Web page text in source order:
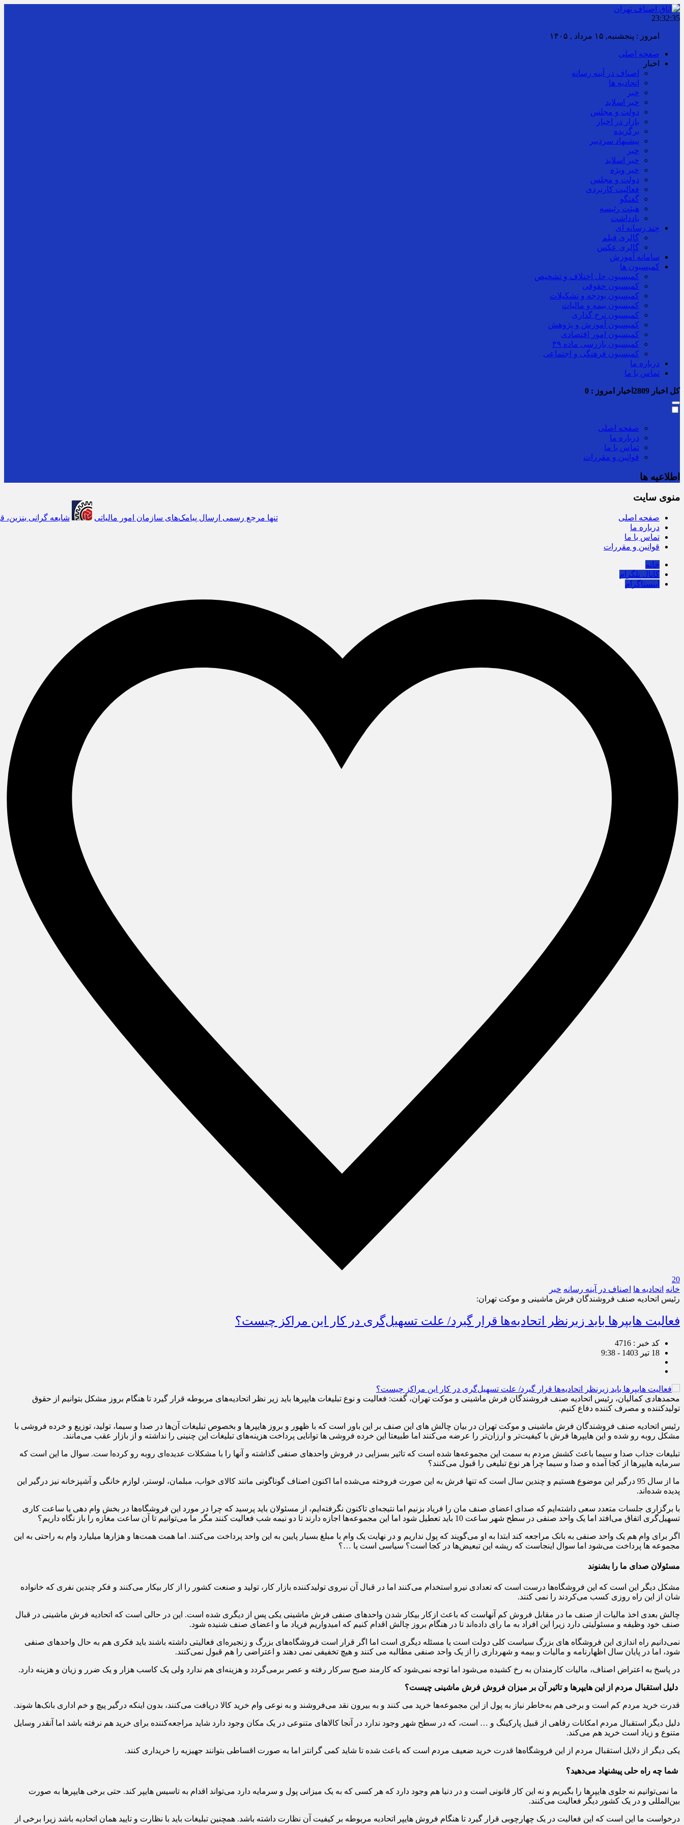
23:32:36
امروز : پنجشنبه, ۱۵ مرداد , ۱۴۰۵
صفحه اصلی
اخبار
اصناف در آینه رسانه
اتحادیه ها
خبر
خبر اسلايد
دولت و مجلس
بازار در اخبار
برگزیده
پیشنهاد سردبیر
خبر
خبر اسلايد
خبر ویژه
دولت و مجلس
فعالیت کاربردی
گفتگو
هیئت رئیسه
یادداشت
چند رسانه ای
گالری فیلم
گالری عکس
سامانه آموزش
کمیسیون ها
کمیسیون حل اختلاف و تشخیص
کمیسیون حقوقی
کمیسیون بودجه و تشکیلات
کمیسیون بیمه و مالیات
کمیسیون نرخ گذاری
کمیسیون آموزش و پژوهش
کمیسیون امور اقتصادی
کمیسیون بازرسی ماده ۳۹
کمیسیون فرهنگی و اجتماعی
درباره ما
تماس با ما
کل اخبار اخبار امروز : 0
صفحه اصلی
درباره ما
تماس با ما
قوانین و مقررات
اطلاعیه ها
سرشماره «MALIAT» تنها مرجع رسمی ارسال پیامک‌های سازمان امور مالیاتی شایعه گرانی بنزین، قیمت خودروهای برقی را
منوی سایت
صفحه اصلی
درباره ما
تماس با ما
قوانین و مقررات
خانه
کانال تلگرام
اینستاگرام
20
خانه اتحادیه ها اصناف در آینه رسانه خبر
رئیس اتحادیه صنف فروشندگان فرش ماشینی و موکت تهران:
فعالیت هایپرها باید زیرنظر اتحادیه‌ها قرار گیرد/ علت تسهیل‌گری در کار این مراکز چیست؟
کد خبر : 4716
18 تیر 1403 - 9:38
محمدهادی کمالیان، رئیس اتحادیه صنف فروشندگان فرش ماشینی و موکت تهران، گفت: فعالیت و نوع تبلیغات هایپرها باید زیر نظر اتحادیه‌های مربوطه قرار گیرد تا هنگام بروز مشکل بتوانیم از حقوق
تولیدکننده و مصرف کننده دفاع کنیم.
رئیس اتحادیه صنف فروشندگان فرش ماشینی و موکت تهران در بیان چالش های این صنف بر این باور است که با ظهور و بروز هایپرها و بخصوص تبلیغات آن‌‎ها در صدا و سیما، تولید، توزیع‌ و خرده فروشی با
مشکل روبه رو شده و این هایپرها فرش با کیفیت‌تر و ارزان‌تر را عرضه می‌کنند اما طبیعتا این خرده فروشی ها توانایی پرداخت هزینه‌های تبلیغات این چنینی را نداشته و از بازار عقب می‌مانند.
تبلیغات جذاب صدا و سیما باعث کشش مردم به سمت این مجموعه‌ها شده است که تاثیر بسزایی در فروش واحدهای صنفی گذاشته و آنها را با مشکلات عدیده‌ای روبه رو کرده‌ا ست. سوال ما این است که
سرمایه هایپرها از کجا آمده و صدا و سیما چرا هر نوع تبلیغی را قبول می‌کنند؟
ما از سال 95 درگیر این موضوع هستیم و چندین سال است که تنها فرش به این صورت فروخته می‌‎شده اما اکنون اصناف گوناگونی مانند کالای خواب، مبلمان، لوستر، لوازم خانگی و آشپزخانه نیز درگیر این
پدیده شده‌اند.
با برگزاری جلسات متعدد سعی داشته‌ایم که صدای اعضای صنف مان را فریاد بزنیم اما نتیجه‌ای تاکنون نگرفته‌ایم، از مسئولان باید پرسید که چرا در مورد این فروشگاه‌ها در بخش وام دهی یا ساعت کاری
تسهیل‌گری اتفاق می‌افتد اما یک واحد صنفی در سطح شهر ساعت 10 باید تعطیل شود اما این مجموعه‌ها اجازه دارند تا دو نیمه شب فعالیت کنند مگر ما می‌توانیم تا آن ساعت مغازه را باز نگاه داریم؟
اگر برای وام هم یک واحد صنفی به بانک مراجعه کند ابتدا به او می‌گویند که پول نداریم و در نهایت یک وام با مبلغ بسیار پایین به این واحد پرداخت می‌کنند. اما همت همت‌ها و هزارها میلیارد وام به راحتی به این
مجموعه ها پرداخت می‌شود اما سوال اینجاست که ریشه این تبعیض‌ها در کجا است؟ سیاسی است یا …؟
مسئولان صدای ما را بشنوند
مشکل دیگر این است که این فروشگاه‌ها درست است که تعدادی نیرو استخدام می‌کنند اما در قبال آن نیروی تولیدکننده بازار کار، تولید و صنعت کشور را از کار بیکار می‌کنند و فکر چندین نفری که خانواده
شان از این راه روزی کسب می‌کردند را نمی کنند.
چالش بعدی اخذ مالیات از صنف ما در مقابل فروش کم آنهاست که باعث ازکار بیکار شدن واحدهای صنفی فرش ماشینی یکی پس از دیگری شده‌ است. این در حالی است که اتحادیه فرش ماشینی در قبال
صنف خود وظیفه و مسئولیتی دارد زیرا این افراد به ما رای داده‌اند تا در هنگام بروز چالش اقدام کنیم که امیدواریم فریاد ما و اعضای صنف شنیده شود.
نمی‌دانیم راه اندازی این فروشگاه های بزرگ سیاست کلی دولت است یا مسئله دیگری است اما اگر قرار است فروشگاه‌های بزرگ و زنجیره‌ای فعالیتی داشته باشند باید فکری هم به حال واحدهای صنفی
شود، اما در پایان سال اظهارنامه و مالیات و بیمه و شهرداری را از یک واحد صنفی مطالبه می کنند و هیچ تخفیفی نمی دهند و اعتراضی را هم قبول نمی‌کنند.
در پاسخ به اعتراض اصناف، مالیات کارمندان به رخ کشیده می‌شود اما توجه نمی‌شود که کارمند صبح سرکار رفته و عصر برمی‌گردد و هزینه‌ای هم ندارد ولی یک کاسب هزار و یک ضرر و زیان و هزینه دارد.
دلیل استقبال مردم از این هایپرها و تاثیر آن بر میزان فروش فرش ماشینی چیست؟
قدرت خرید مردم کم است و برخی هم به‌خاطر نیاز به پول از این مجموعه‌ها خرید می کنند و به بیرون نقد می‌فروشند و به نوعی وام خرید کالا دریافت می‌کنند، بدون اینکه درگیر پیچ و خم اداری بانک‌ها شوند.
دلیل دیگر استقبال مردم امکانات رفاهی از قبیل پارکینگ و … است، که در سطح شهر وجود ندارد در آنجا کالاهای متنوعی در یک مکان وجود دارد شاید مراجعه‌کننده برای خرید هم نرفته باشد اما آنقدر وسایل
متنوع و زیاد است خرید هم می‌کند.
یکی دیگر از دلایل استقبال مردم از این فروشگاه‌ها قدرت خرید ضعیف مردم است که باعث شده تا شاید کمی گرانتر اما به صورت اقساطی بتوانند جهیزیه را خریداری کنند.
شما چه راه حلی پیشنهاد می‌دهید؟
ما نمی‌توانیم نه جلوی هایپرها را بگیریم و نه این کار قانونی است و در دنیا هم وجود دارد که هر کسی که به یک میزانی پول و سرمایه دارد می‌تواند اقدام به تاسیس هایپر کند. حتی برخی هایپرها به صورت
بین‌المللی و در یک کشور دیگر فعالیت می‌کنند.
درخواست ما این است که این فعالیت در یک چهارچوبی قرار گیرد تا هنگام فروش هایپر اتحادیه مربوطه بر کیفیت آن نظارت داشته باشد. همچنین تبلیغات باید با نظارت و تایید همان اتحادیه باشد زیرا برخی از